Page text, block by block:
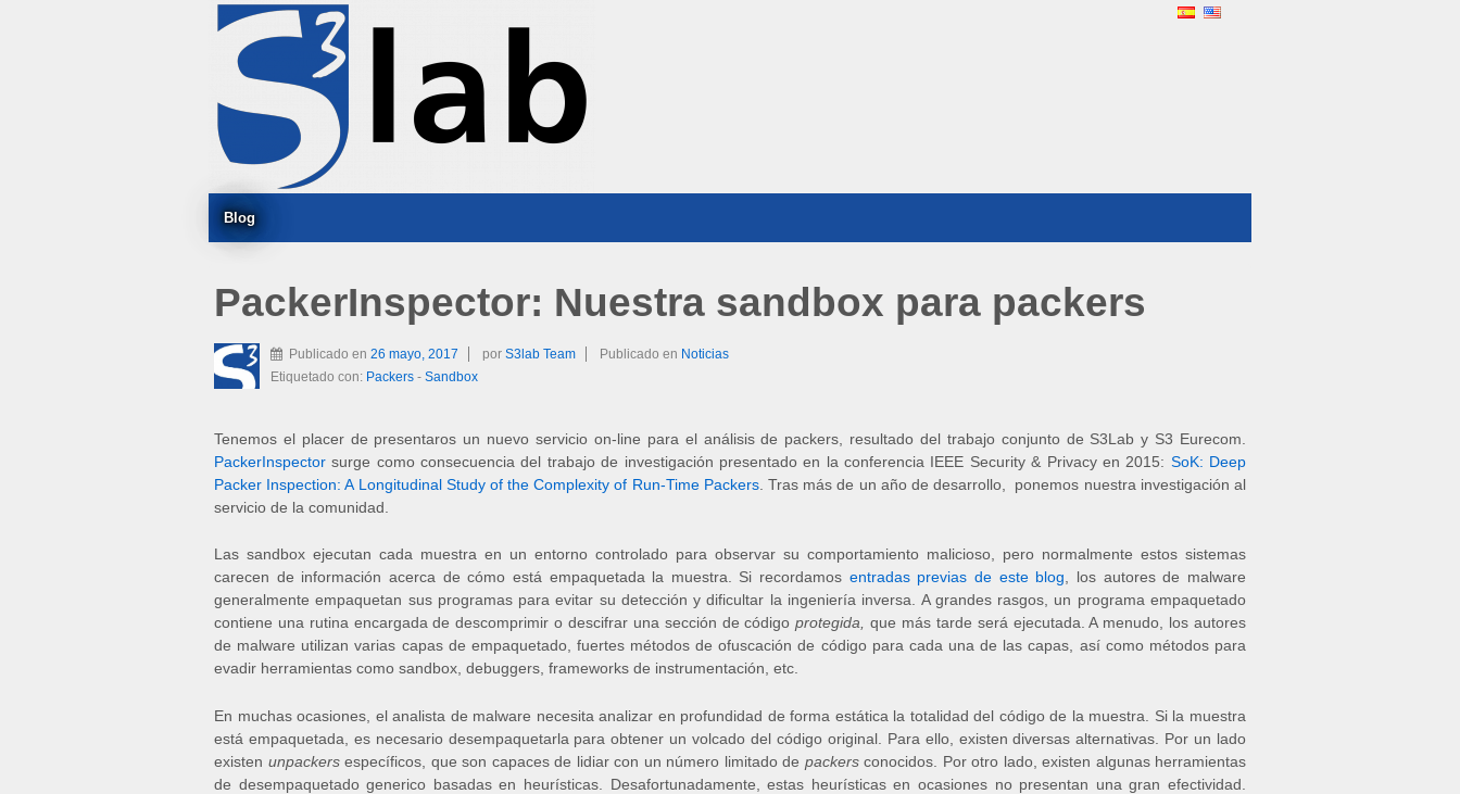
Blog
PackerInspector: Nuestra sandbox para packers
Publicado en 26 mayo, 2017 por S3lab Team Publicado en Noticias
Etiquetado con: Packers - Sandbox
Tenemos el placer de presentaros un nuevo servicio on-line para el análisis de packers, resultado del trabajo conjunto de S3Lab y S3 Eurecom.
PackerInspector surge como consecuencia del trabajo de investigación presentado en la conferencia IEEE Security & Privacy en 2015: SoK: Deep
Packer Inspection: A Longitudinal Study of the Complexity of Run-Time Packers. Tras más de un año de desarrollo, ponemos nuestra investigación al
servicio de la comunidad.
Las sandbox ejecutan cada muestra en un entorno controlado para observar su comportamiento malicioso, pero normalmente estos sistemas
carecen de información acerca de cómo está empaquetada la muestra. Si recordamos entradas previas de este blog , los autores de malware
generalmente empaquetan sus programas para evitar su detección y dificultar la ingeniería inversa. A grandes rasgos, un programa empaquetado
contiene una rutina encargada de descomprimir o descifrar una sección de códigoprotegida,que más tarde será ejecutada. A menudo, los autores
de malware utilizan varias capas de empaquetado, fuertes métodos de ofuscación de código para cada una de las capas, así como métodos para
evadir herramientas como sandbox, debuggers, frameworks de instrumentación, etc.
En muchas ocasiones, el analista de malware necesita analizar en profundidad de forma estática la totalidad del código de la muestra. Si la muestra
está empaquetada, es necesario desempaquetarla para obtener un volcado del código original. Para ello, existen diversas alternativas. Por un lado
existen unpackersespecíficos, que son capaces de lidiar con un número limitado de packersconocidos. Por otro lado, existen algunas herramientas
de desempaquetado generico basadas en heurísticas. Desafortunadamente, estas heurísticas en ocasiones no presentan una gran efectividad.